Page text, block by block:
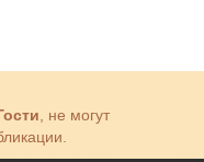
, не могут